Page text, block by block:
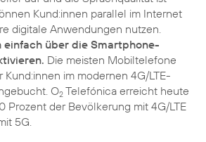
Kund:innen parallel im Internet
digitale Anwendungen nutzen.
einfach über die Smartphone-
Die meisten Mobiltelefone
Kund:innen im modernen 4G/LTE-
O2 Telefónica erreicht heute
Prozent der Bevölkerung mit 4G/LTE
5G.